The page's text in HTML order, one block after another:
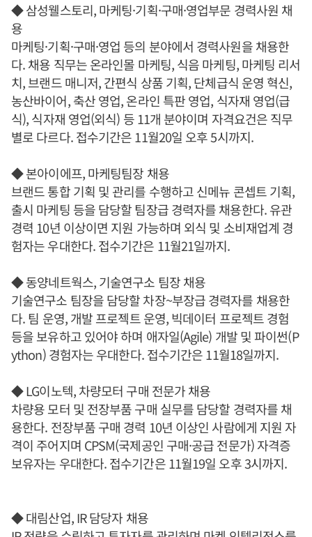
◆ 삼성웰스토리, 마케팅·기획·구매·영업부문 경력사원 채
용
마케팅·기획·구매·영업 등의 분야에서 경력사원을 채용한
다. 채용 직무는 온라인몰 마케팅, 식음 마케팅, 마케팅 리서
치, 브랜드 매니저, 간편식 상품 기획, 단체급식 운영 혁신,
농산바이어, 축산 영업, 온라인 특판 영업, 식자재 영업(급
식), 식자재 영업(외식) 등 11개 분야이며 자격요건은 직무
별로 다르다. 접수기간은 11월20일 오후 5시까지.
◆ 본아이에프, 마케팅팀장 채용
브랜드 통합 기획 및 관리를 수행하고 신메뉴 콘셉트 기획,
출시 마케팅 등을 담당할 팀장급 경력자를 채용한다. 유관
경력 10년 이상이면 지원 가능하며 외식 및 소비재업계 경
험자는 우대한다. 접수기간은 11월21일까지.
◆ 동양네트웍스, 기술연구소 팀장 채용
기술연구소 팀장을 담당할 차장~부장급 경력자를 채용한
다. 팀 운영, 개발 프로젝트 운영, 빅데이터 프로젝트 경험
등을 보유하고 있어야 하며 애자일(Agile) 개발 및 파이썬(P
ython) 경험자는 우대한다. 접수기간은 11월18일까지.
◆ LG이노텍, 차량모터 구매 전문가 채용
차량용 모터 및 전장부품 구매 실무를 담당할 경력자를 채
용한다. 전장부품 구매 경력 10년 이상인 사람에게 지원 자
격이 주어지며 CPSM(국제공인 구매·공급 전문가) 자격증
보유자는 우대한다. 접수기간은 11월19일 오후 3시까지.
◆ 대림산업, IR 담당자 채용